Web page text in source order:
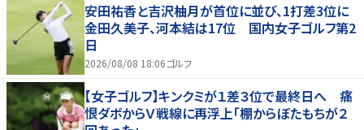
安田祐香と吉沢柚月が首位に並び、1打差3位に
金田久美子、河本結は17位 国内女子ゴルフ第2
日
2026/08/08 18:06ゴルフ
【女子ゴルフ】キンクミが１差３位で最終日へ 痛
恨ダボからＶ戦線に再浮上「棚からぼたもちが２